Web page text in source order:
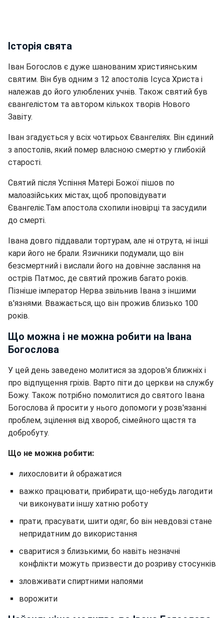
Історія свята
Іван Богослов є дуже шанованим християнським
святим. Він був одним з 12 апостолів Ісуса Христа і
належав до його улюблених учнів. Також святий був
євангелістом та автором кількох творів Нового
Завіту.
Іван згадується у всіх чотирьох Євангеліях. Він єдиний
з апостолів, який помер власною смертю у глибокій
старості.
Святий після Успіння Матері Божої пішов по
малоазійських містах, щоб проповідувати
Євангеліє.Там апостола схопили іновірці та засудили
до смерті.
Івана довго піддавали тортурам, але ні отрута, ні інші
кари його не брали. Язичники подумали, що він
безсмертний і вислали його на довічне заслання на
острів Патмос, де святий прожив багато років.
Пізніше імператор Нерва звільнив Івана з іншими
в'язнями. Вважається, що він прожив близько 100
років.
Що можна і не можна робити на Івана
Богослова
У цей день заведено молитися за здоров'я ближніх і
про відпущення гріхів. Варто піти до церкви на службу
Божу. Також потрібно помолитися до святого Івана
Богослова й просити у нього допомоги у розв'язанні
проблем, зцілення від хвороб, сімейного щастя та
добробуту.
Що не можна робити:
лихословити й ображатися
важко працювати, прибирати, що-небудь лагодити
чи виконувати іншу хатню роботу
прати, прасувати, шити одяг, бо він невдовзі стане
непридатним до використання
сваритися з близькими, бо навіть незначні
конфлікти можуть призвести до розриву стосунків
зловживати спиртними напоями
ворожити